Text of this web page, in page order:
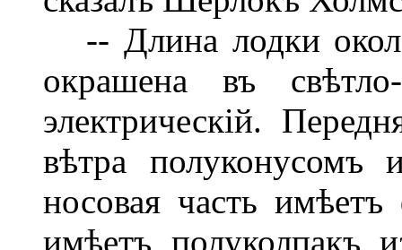
-- Длина лодки
окрашена въ
электрическій.
вѣтра полуконусомъ
носовая часть
имѣетъ полуколпакъ